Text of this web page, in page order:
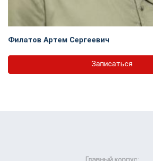
Филатов Артем Сергеевич
Записаться
Главный корпус: